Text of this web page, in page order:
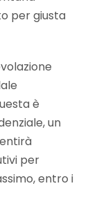
per giusta
è
un
per
entro i